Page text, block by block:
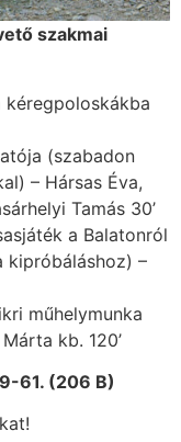
szakmai
kéregpoloskákba
(szabadon
– Hársas Éva,
Tamás 30’
a Balatonról
kipróbáláshoz) –
műhelymunka
kb. 120’
61. (206 B)